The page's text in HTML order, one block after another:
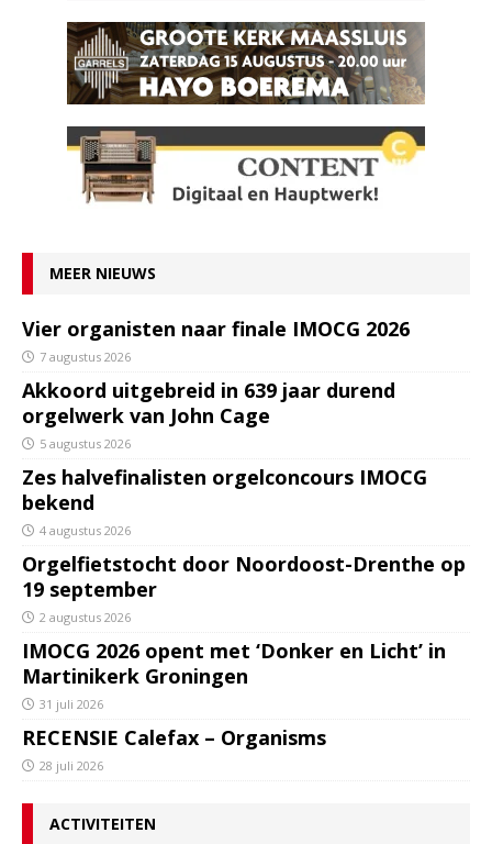
MEER NIEUWS
Vier organisten naar finale IMOCG 2026
7 augustus 2026
Akkoord uitgebreid in 639 jaar durend
orgelwerk van John Cage
5 augustus 2026
Zes halvefinalisten orgelconcours IMOCG
bekend
4 augustus 2026
Orgelfietstocht door Noordoost-Drenthe op
19 september
2 augustus 2026
IMOCG 2026 opent met ‘Donker en Licht’ in
Martinikerk Groningen
31 juli 2026
RECENSIE Calefax – Organisms
28 juli 2026
ACTIVITEITEN